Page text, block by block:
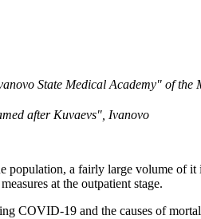
State Medical Academy" of the
after Kuvaevs", Ivanovo
a fairly large volume of
at the outpatient stage.
COVID-19 and the causes of